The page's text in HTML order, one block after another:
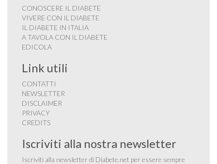
CONOSCERE IL DIABETE
VIVERE CON IL DIABETE
IL DIABETE IN ITALIA
A TAVOLA CON IL DIABETE
EDICOLA
Link utili
CONTATTI
NEWSLETTER
DISCLAIMER
PRIVACY
CREDITS
Iscriviti alla nostra newsletter
Iscriviti alla newsletter di Diabete.net per essere sempre